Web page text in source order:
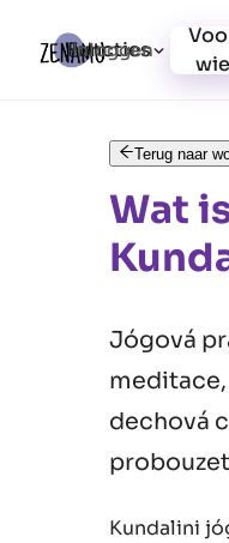
Functies
wie
Inloggen
Terug naar
Wat
Jógová
dechová
Kundalini